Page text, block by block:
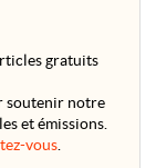
gratuits
soutenir notre
et émissions.
vous